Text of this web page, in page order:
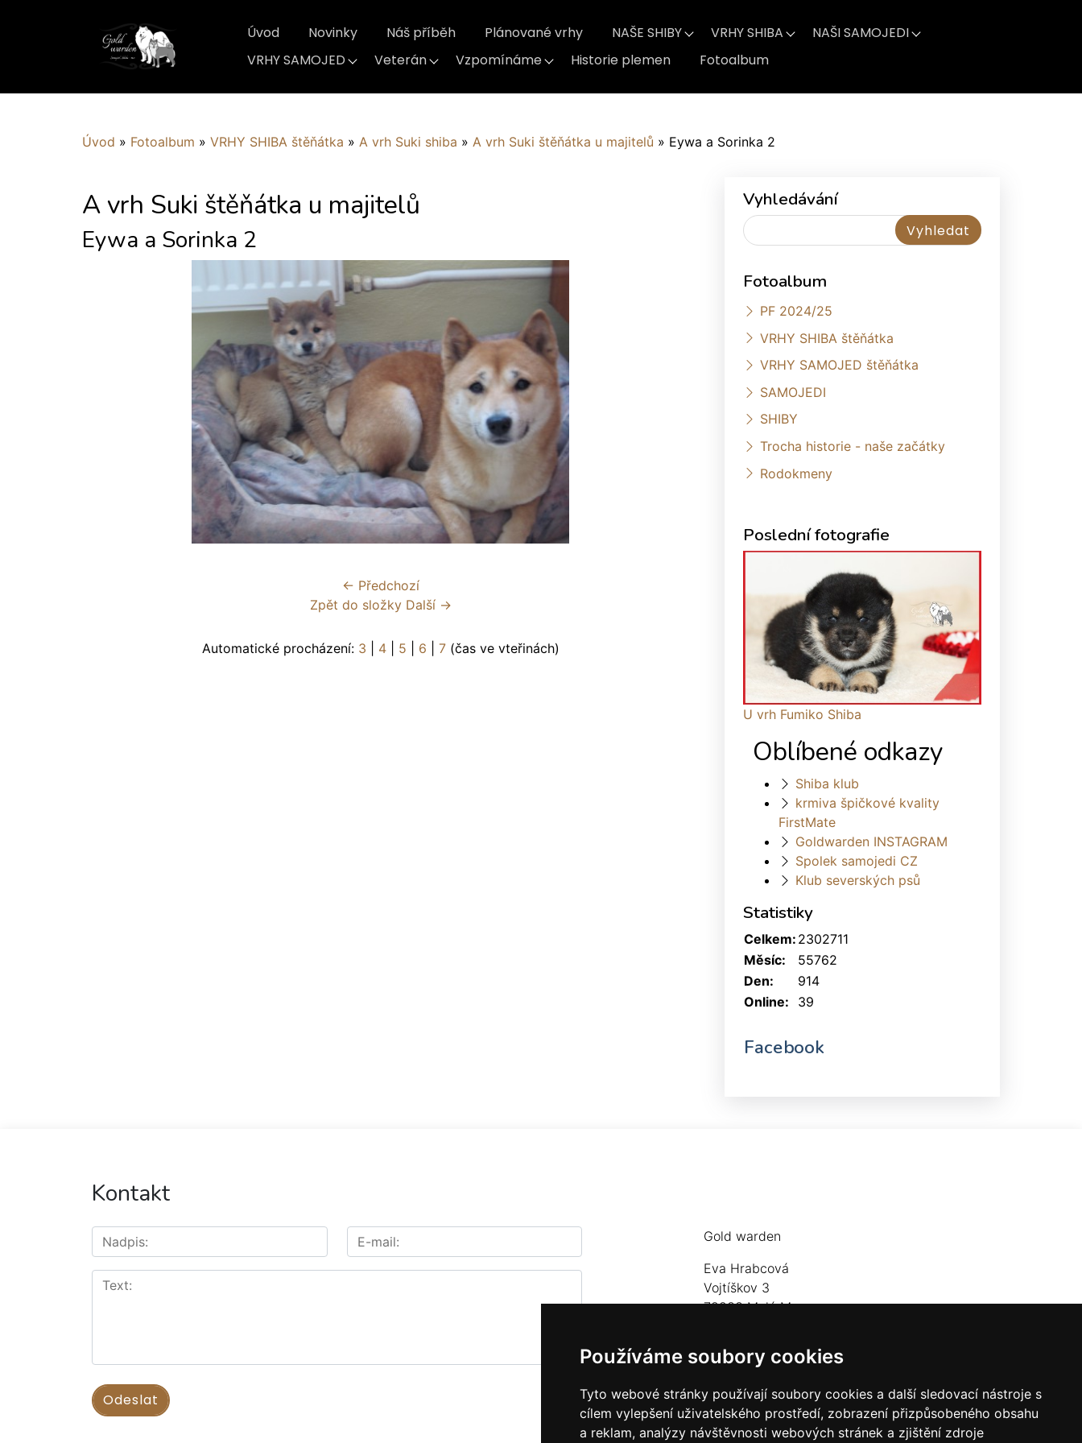
Používáme soubory cookies
Tyto webové stránky používají soubory cookies a další sledovací nástroje s
cílem vylepšení uživatelského prostředí, zobrazení přizpůsobeného obsahu
a reklam, analýzy návštěvnosti webových stránek a zjištění zdroje
Úvod Novinky Náš příběh Plánované vrhy NAŠE SHIBY VRHY SHIBA
NAŠI SAMOJEDI
VRHY SAMOJED
Veterán Vzpomínáme Historie plemen Fotoalbum
Úvod » Fotoalbum » VRHY SHIBA štěňátka » A vrh Suki shiba » A vrh Suki štěňátka u majitelů » Eywa a Sorinka 2
A vrh Suki štěňátka u majitelů
Eywa a Sorinka 2
← Předchozí
Zpět do složky Další →
Automatické procházení: 3 4| 5 6 7(čas ve vteřinách)
Vyhledávání
Fotoalbum
PF 2024/25
VRHY SHIBA štěňátka
VRHY SAMOJED štěňátka
SAMOJEDI
SHIBY
Trocha historie - naše začátky
Rodokmeny
Poslední fotografie
U vrh Fumiko Shiba
Oblíbené odkazy
Shiba klub
krmiva špičkové kvality
FirstMate
Goldwarden INSTAGRAM
Spolek samojedi CZ
Klub severských psů
Statistiky
Online: 39
Celkem: 2302711
Měsíc:
55762
Den:
914
Facebook
Kontakt
Gold warden
Eva Hrabcová
Vojtíškov 3
78833 Malá Morava
goldwarden@gmail.com